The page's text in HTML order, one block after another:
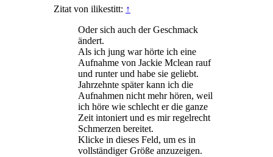
Zitat von ilikestitt: ↑
Oder sich auch der Geschmack
ändert.
Als ich jung war hörte ich eine
Aufnahme von Jackie Mclean rauf
und runter und habe sie geliebt.
Jahrzehnte später kann ich die
Aufnahmen nicht mehr hören, weil
ich höre wie schlecht er die ganze
Zeit intoniert und es mir regelrecht
Schmerzen bereitet.
Klicke in dieses Feld, um es in
vollständiger Größe anzuzeigen.